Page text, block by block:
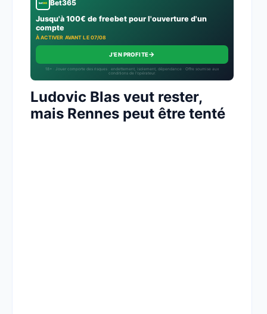
Bet365
Jusqu'à 100€ de freebet pour l'ouverture d'un
compte
À ACTIVER AVANT LE 07/08
J'EN PROFITE→
18+ · Jouer comporte des risques : endettement, isolement, dépendance · Offre soumise aux
conditions de l’opérateur.
Ludovic Blas veut rester,
mais Rennes peut être tenté